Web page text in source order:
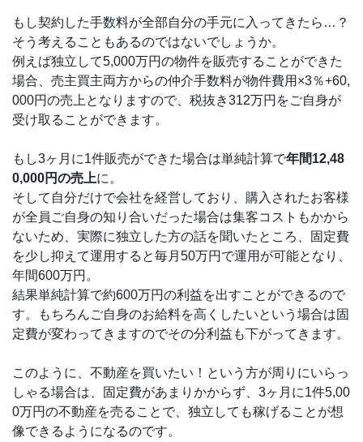
もし契約した手数料が全部自分の手元に入ってきたら…？
そう考えることもあるのではないでしょうか。
例えば独立して5,000万円の物件を販売することができた
場合、売主買主両方からの仲介手数料が物件費用×3％+60,
000円の売上となりますので、税抜き312万円をご自身が
受け取ることができます。
もし3ヶ月に1件販売ができた場合は単純計算で年間12,48
0,000円の売上に。
そして自分だけで会社を経営しており、購入されたお客様
が全員ご自身の知り合いだった場合は集客コストもかから
ないため、実際に独立した方の話を聞いたところ、固定費
を少し抑えて運用すると毎月50万円で運用が可能となり、
年間600万円。
結果単純計算で約600万円の利益を出すことができるので
す。もちろんご自身のお給料を高くしたいという場合は固
定費が変わってきますのでその分利益も下がってきます。
このように、不動産を買いたい！という方が周りにいらっ
しゃる場合は、固定費があまりかからず、3ヶ月に1件5,00
0万円の不動産を売ることで、独立しても稼げることが想
像できるようになるのです。